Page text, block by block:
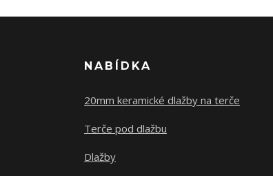
NABÍDKA
20mm keramické dlažby na terče
Terče pod dlažbu
Dlažby